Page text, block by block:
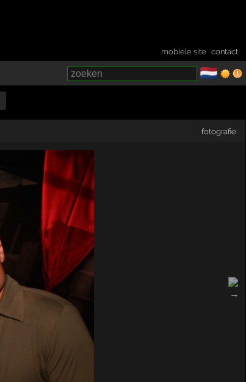
mobiele site ·contact
🇳🇱
fotografie: